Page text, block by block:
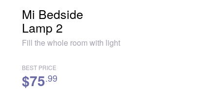
Mi Bedside
Lamp 2
Fill the whole room with light
BEST PRICE
$75.99